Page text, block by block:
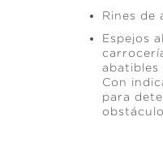
Rines de
Espejos
abatibles
Con
para